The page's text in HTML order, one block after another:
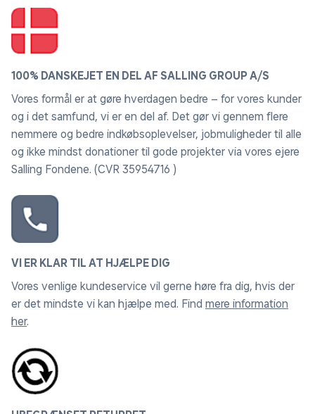
@kennysburneraccount
100% DANSKEJET EN DEL AF SALLING GROUP A/S
Vores formål er at gøre hverdagen bedre – for vores kunder
og i det samfund, vi er en del af. Det gør vi gennem flere
nemmere og bedre indkøbsoplevelser, jobmuligheder til alle
og ikke mindst donationer til gode projekter via vores ejere
Salling Fondene. (CVR 35954716 )
VI ER KLAR TIL AT HJÆLPE DIG
Vores venlige kundeservice vil gerne høre fra dig, hvis der
er det mindste vi kan hjælpe med. Find mere information
her.